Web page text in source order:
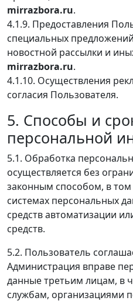
mirrazbora.ru.
4.1.9. Предоставления
специальных
новостной рассылки и
mirrazbora.ru.
4.1.10. Осуществления
согласия Пользователя.
5. Способы и
персональной
5.1. Обработка
осуществляется без
законным способом, в
системах персональных
средств автоматизации
средств.
5.2. Пользователь
Администрация вправе
данные третьим лицам, в
службам, организациями